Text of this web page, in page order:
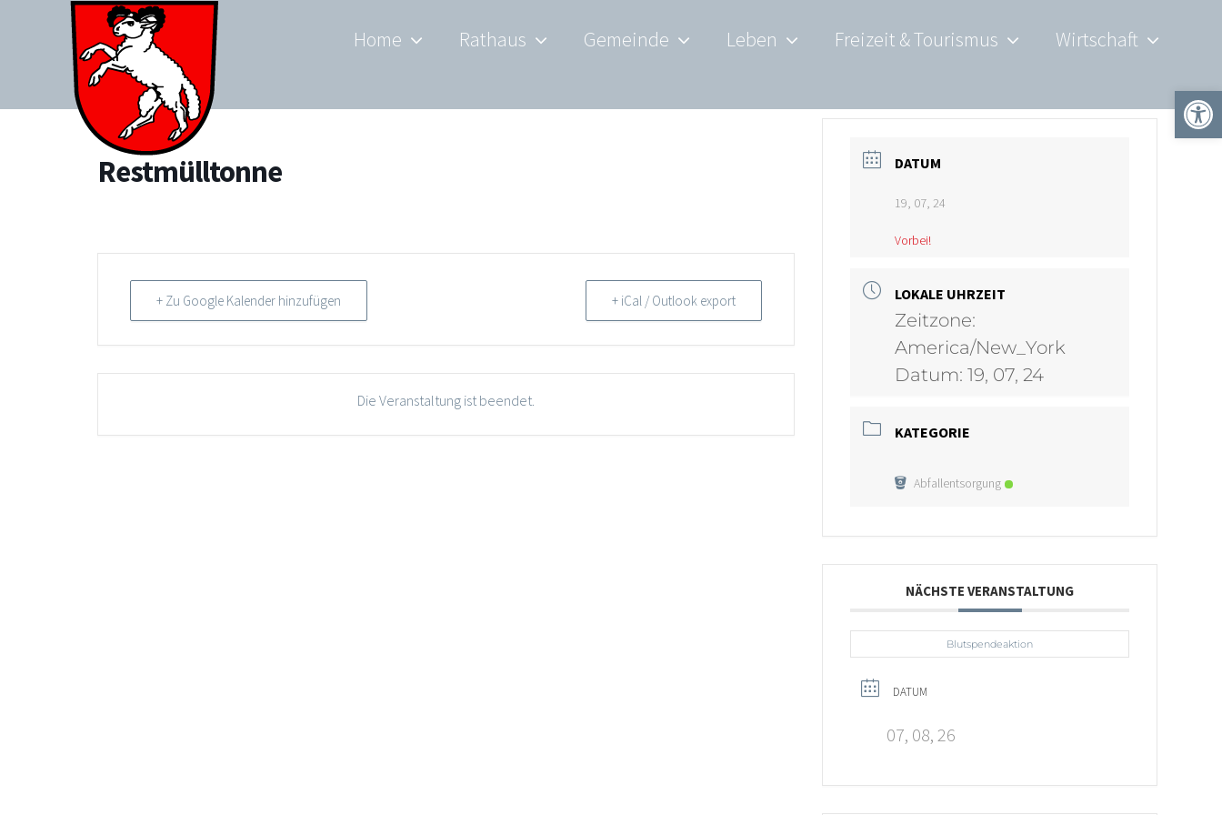
Home Rathaus Gemeinde Leben Freizeit & Tourismus Wirtschaft
Restmülltonne
+ Zu Google Kalender hinzufügen + iCal / Outlook export
Die Veranstaltung ist beendet.
DATUM
19, 07, 24
Vorbei!
LOKALE UHRZEIT
Zeitzone:
America/New_York
Datum:19, 07, 24
KATEGORIE
Abfallentsorgung
NÄCHSTE VERANSTALTUNG
Blutspendeaktion
DATUM
07, 08, 26